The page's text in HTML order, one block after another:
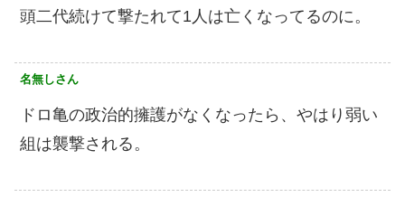
頭二代続けて撃たれて1人は亡くなってるのに。
名無しさん
ドロ亀の政治的擁護がなくなったら、やはり弱い
組は襲撃される。